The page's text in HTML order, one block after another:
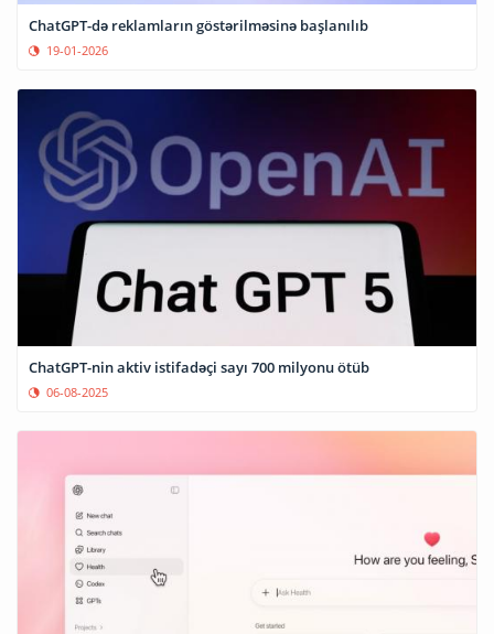
ChatGPT-də reklamların göstərilməsinə başlanılıb
19-01-2026
ChatGPT-nin aktiv istifadəçi sayı 700 milyonu ötüb
06-08-2025